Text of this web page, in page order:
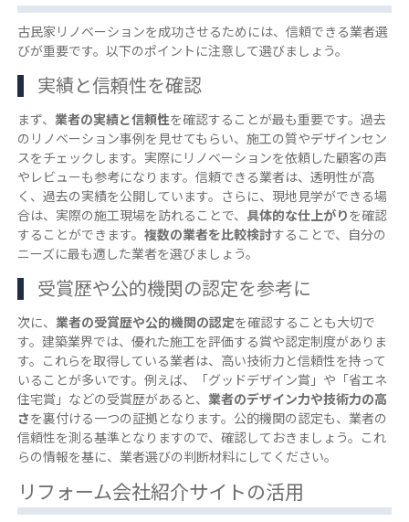
古民家リノベーションを成功させるためには、信頼できる業者選
びが重要です。以下のポイントに注意して選びましょう。
実績と信頼性を確認
まず、 業者の実績と信頼性を確認することが最も重要です。過去
のリノベーション事例を見せてもらい、施工の質やデザインセン
スをチェックします。実際にリノベーションを依頼した顧客の声
やレビューも参考になります。信頼できる業者は、透明性が高
く、過去の実績を公開しています。さらに、現地見学ができる場
合は、実際の施工現場を訪れることで、 具体的な仕上がりを確認
することができます。 複数の業者を比較検討することで、自分の
ニーズに最も適した業者を選びましょう。
受賞歴や公的機関の認定を参考に
次に、 業者の受賞歴や公的機関の認定を確認することも大切で
す。建築業界では、優れた施工を評価する賞や認定制度がありま
す。これらを取得している業者は、高い技術力と信頼性を持って
いることが多いです。例えば、「グッドデザイン賞」や「省エネ
住宅賞」などの受賞歴があると、 業者のデザイン力や技術力の高
さを裏付ける一つの証拠となります。公的機関の認定も、業者の
信頼性を測る基準となりますので、確認しておきましょう。これ
らの情報を基に、業者選びの判断材料にしてください。
リフォーム会社紹介サイトの活用